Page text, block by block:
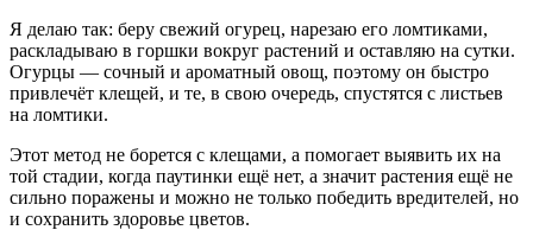
Я делаю так: беру свежий огурец, нарезаю его ломтиками,
раскладываю в горшки вокруг растений и оставляю на сутки.
Огурцы — сочный и ароматный овощ, поэтому он быстро
привлечёт клещей, и те, в свою очередь, спустятся с листьев
на ломтики.
Этот метод не борется с клещами, а помогает выявить их на
той стадии, когда паутинки ещё нет, а значит растения ещё не
сильно поражены и можно не только победить вредителей, но
и сохранить здоровье цветов.